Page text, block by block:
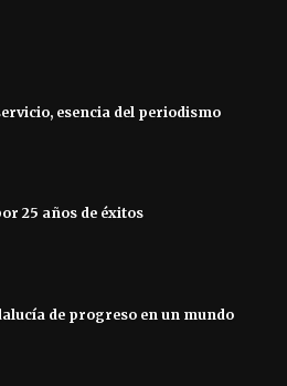
esencia del periodismo
25 años de éxitos
de progreso en un mundo